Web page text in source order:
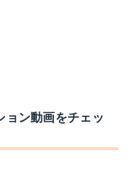
ョン動画をチェッ